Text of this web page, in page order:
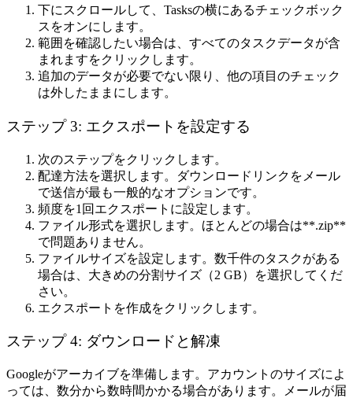
下にスクロールして、 Tasksの横にあるチェックボック
スをオンにします。
範囲を確認したい場合は、 すべてのタスクデータが含
まれますをクリックします。
追加のデータが必要でない限り、他の項目のチェック
は外したままにします。
ステップ 3: エクスポートを設定する
次のステップをクリックします。
配達方法を選択します。
ダウンロードリンクをメール
で送信が最も一般的なオプションです。
頻度を1回エクスポート に設定します。
ファイル形式を選択します。ほとんどの場合は**.zip**
で問題ありません。
ファイルサイズを設定します。数千件のタスクがある
場合は、大きめの分割サイズ（2 GB）を選択してくだ
さい。
エクスポートを作成をクリックします。
ステップ 4: ダウンロードと解凍
Googleがアーカイブを準備します。アカウントのサイズによ
っては、数分から数時間かかる場合があります。メールが届